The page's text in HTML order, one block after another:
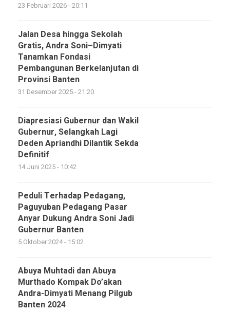
23 Februari 2026 - 20:11
Jalan Desa hingga Sekolah
Gratis, Andra Soni–Dimyati
Tanamkan Fondasi
Pembangunan Berkelanjutan di
Provinsi Banten
31 Desember 2025 - 21:20
Diapresiasi Gubernur dan Wakil
Gubernur, Selangkah Lagi
Deden Apriandhi Dilantik Sekda
Definitif
14 Juni 2025 - 10:42
Peduli Terhadap Pedagang,
Paguyuban Pedagang Pasar
Anyar Dukung Andra Soni Jadi
Gubernur Banten
5 Oktober 2024 - 15:02
Abuya Muhtadi dan Abuya
Murthado Kompak Do’akan
Andra-Dimyati Menang Pilgub
Banten 2024